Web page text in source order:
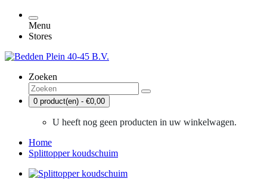
Menu
Stores
Zoeken
0 product(en) - €0,00
U heeft nog geen producten in uw winkelwagen.
Home
Splittopper koudschuim